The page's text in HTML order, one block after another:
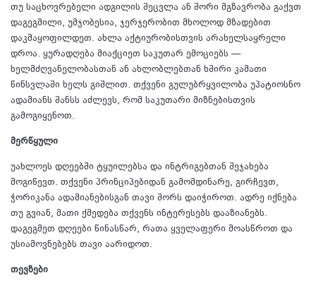
თუ საცხოვრებელი ადგილის შეცვლა ან შორი მგზავრობა გაქვთ
დაგეგმილი, უმჯობესია, ჯერჯერობით მხოლოდ მზადებით
დაკმაყოფილდეთ. ახლა აქტიურობისთვის არახელსაყრელი
დროა. ყურადღება მიაქციეთ საკუთარ ემოციებს —
ხელმძღვანელობასთან ან ახლობლებთან ხშირი კამათი
წინსვლაში ხელს გიშლით. თქვენი გულუბრყვილობა უპატიოსნო
ადამიანს შანსს აძლევს, რომ საკუთარი მიზნებისთვის
გამოგიყენოთ.
მერწყული
უახლოეს დღეებში ტყუილებსა და ინტრიგებთან შეჯახება
მოგიწევთ. თქვენი პრინციპებიდან გამომდინარე, გირჩევთ,
ჭორიკანა ადამიანებისგან თავი შორს დაიჭიროთ. ადრე იქნება
თუ გვიან, მათი ქმედება თქვენს ინტერესებს დააზიანებს.
დაგეგმეთ დღეები წინასწარ, რათა ყველაფერი მოასწროთ და
უსიამოვნებებს თავი აარიდოთ.
თევზები